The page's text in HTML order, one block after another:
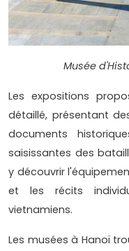
Musée
Les expositions
détaillé, présentant
documents
saisissantes des
y découvrir
et les récits
vietnamiens.
Les musées à Hanoï